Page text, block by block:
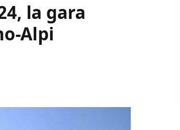
la gara
Alpi